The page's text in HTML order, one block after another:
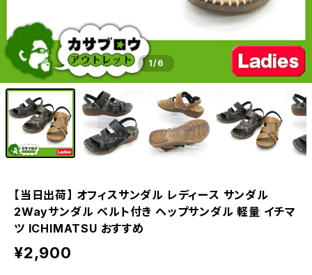
1/6
【当日出荷】 オフィスサンダル レディース サンダル
2Wayサンダル ベルト付き ヘップサンダル 軽量 イチマ
ツ ICHIMATSU おすすめ
¥2,900